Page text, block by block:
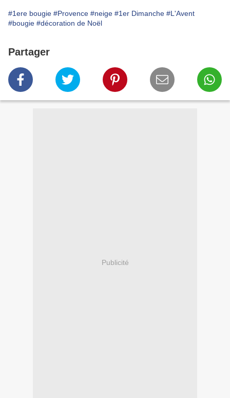
#1ere bougie #Provence #neige #1er Dimanche #L'Avent
#bougie #décoration de Noël
Partager
Publicité